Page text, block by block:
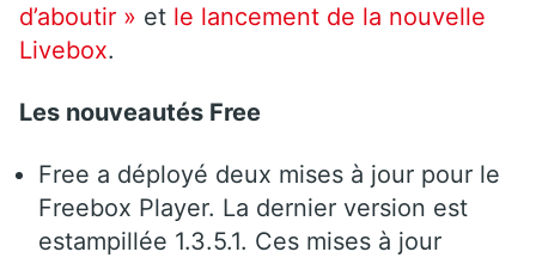
d’aboutir » et le lancement de la nouvelle
Livebox.
Les nouveautés Free
Free a déployé deux mises à jour pour le
Freebox Player. La dernier version est
estampillée 1.3.5.1. Ces mises à jour